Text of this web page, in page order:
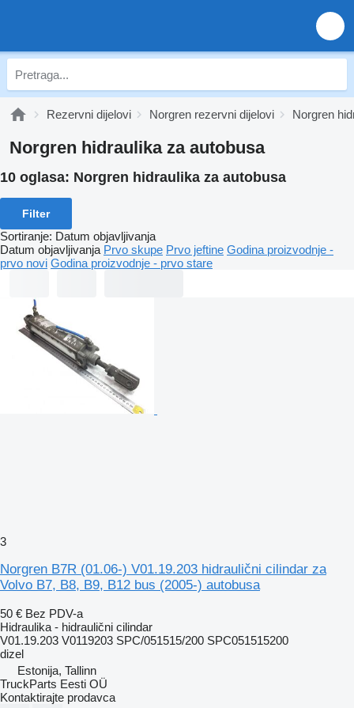
Rezervni dijelovi Norgren rezervni dijelovi Norgren
Norgren hidraulika za autobusa
10 oglasa: Norgren hidraulika za autobusa
Filter
Sortiranje: Datum objavljivanja
Datum objavljivanja Prvo skupe Prvo jeftine Godina proizvodnje -
prvo novi Godina proizvodnje - prvo stare
3
Norgren B7R (01.06-) V01.19.203 hidraulični cilindar za
Volvo B7, B8, B9, B12 bus (2005-) autobusa
50 € Bez PDV-a
Hidraulika - hidraulični cilindar
V01.19.203 V0119203 SPC/051515/200 SPC051515200
dizel
Estonija, Tallinn
TruckParts Eesti OÜ
Kontaktirajte prodavca